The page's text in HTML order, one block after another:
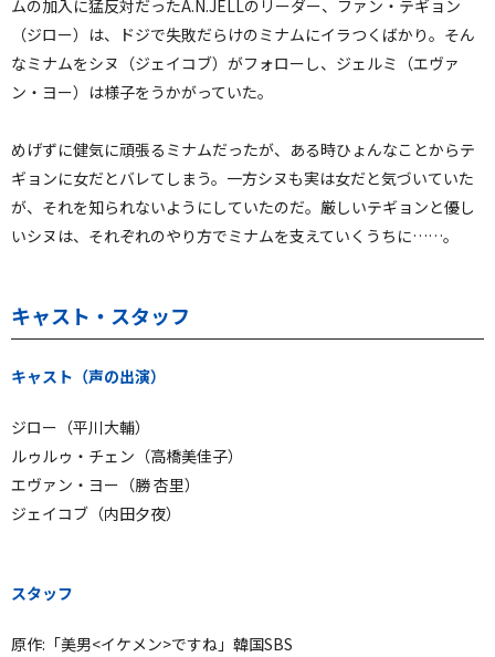
ムの加入に猛反対だったA.N.JELLのリーダー、ファン・テギョン
（ジロー）は、ドジで失敗だらけのミナムにイラつくばかり。そん
なミナムをシヌ（ジェイコブ）がフォローし、ジェルミ（エヴァ
ン・ヨー）は様子をうかがっていた。
めげずに健気に頑張るミナムだったが、ある時ひょんなことからテ
ギョンに女だとバレてしまう。一方シヌも実は女だと気づいていた
が、それを知られないようにしていたのだ。厳しいテギョンと優し
いシヌは、それぞれのやり方でミナムを支えていくうちに……。
キャスト・スタッフ
キャスト（声の出演）
ジロー（平川大輔）
ルゥルゥ・チェン（高橋美佳子）
エヴァン・ヨー（勝 杏里）
ジェイコブ（内田夕夜）
スタッフ
原作:「美男<イケメン>ですね」韓国SBS